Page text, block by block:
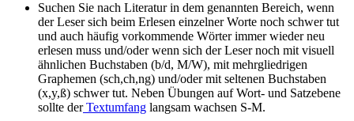
Suchen Sie nach Literatur in dem genannten Bereich, wenn
der Leser sich beim Erlesen einzelner Worte noch schwer tut
und auch häufig vorkommende Wörter immer wieder neu
erlesen muss und/oder wenn sich der Leser noch mit visuell
ähnlichen Buchstaben (b/d, M/W), mit mehrgliedrigen
Graphemen (sch,ch,ng) und/oder mit seltenen Buchstaben
(x,y,ß) schwer tut. Neben Übungen auf Wort- und Satzebene
sollte derTextumfang langsam wachsen S-M.